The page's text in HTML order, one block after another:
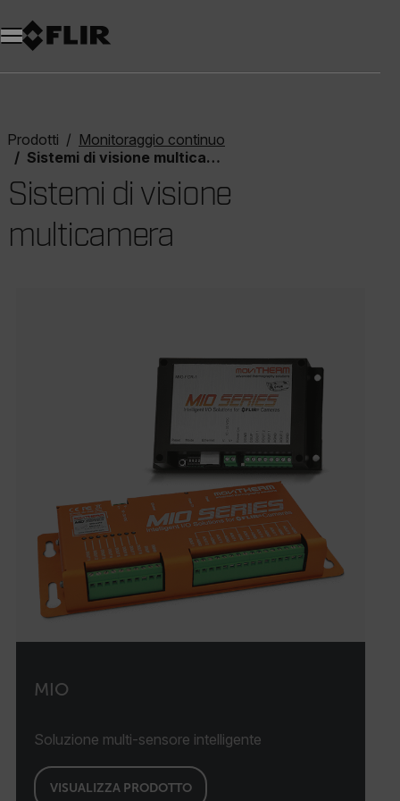
Unread messages
Modello
Rimuovi
articoli
articolo
Aggiungi al carrello
Aggiunto al carrello
Prodotti
Monitoraggio continuo
Sistemi di visione multicamera
Sistemi di visione
multicamera
MIO
Soluzione multi-sensore intelligente
VISUALIZZA PRODOTTO